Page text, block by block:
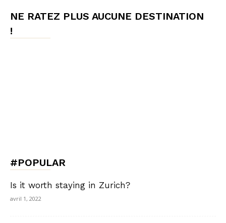
NE RATEZ PLUS AUCUNE DESTINATION
!
#POPULAR
Is it worth staying in Zurich?
avril 1, 2022